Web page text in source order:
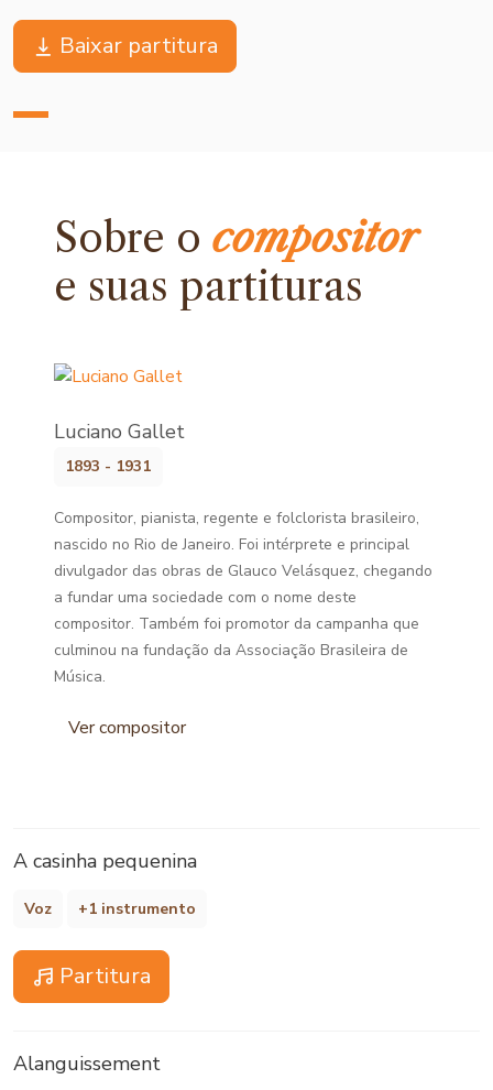
Baixar partitura
Sobre ocompositor
e suas partituras
Luciano Gallet
1893 - 1931
Compositor, pianista, regente e folclorista brasileiro,
nascido no Rio de Janeiro. Foi intérprete e principal
divulgador das obras de Glauco Velásquez, chegando
a fundar uma sociedade com o nome deste
compositor. Também foi promotor da campanha que
culminou na fundação da Associação Brasileira de
Música.
Ver compositor
A casinha pequenina
Voz +1 instrumento
Partitura
Alanguissement